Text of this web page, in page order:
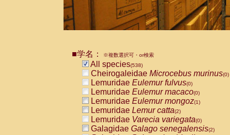
■学名： ※複数選択可・or検索
All species(538)
Cheirogaleidae Microcebus murinus(0)
Lemuridae Eulemur fulvus(0)
Lemuridae Eulemur macaco(0)
Lemuridae Eulemur mongoz(1)
Lemuridae Lemur catta(2)
Lemuridae Varecia variegata(0)
Galagidae Galago senegalensis(2)